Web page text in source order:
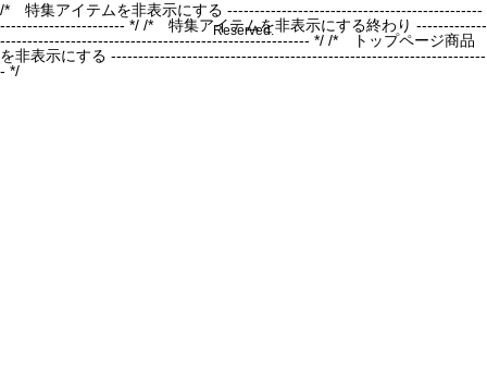
Reserved.
/* 特集アイテムを非表示にする -----------------------------------------------
----------------------- */ /* 特集アイテムを非表示にする終わり -------------
--------------------------------------------------------- */ /* トップページ商品
を非表示にする ---------------------------------------------------------------------
- */